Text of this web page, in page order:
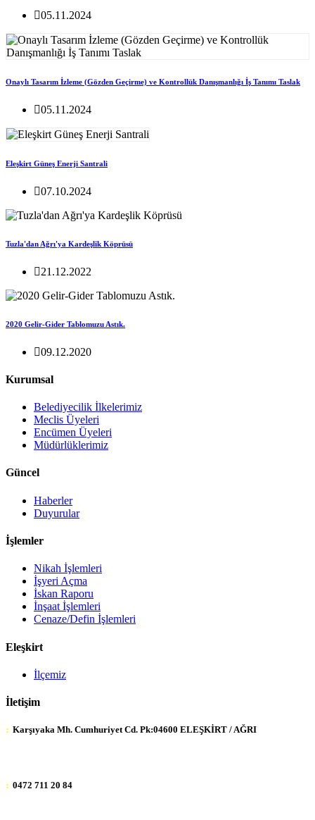
05.11.2024
Onaylı Tasarım İzleme (Gözden Geçirme) ve Kontrollük Danışmanlığı İş Tanımı Taslak
05.11.2024
Eleşkirt Güneş Enerji Santrali
07.10.2024
Tuzla'dan Ağrı'ya Kardeşlik Köprüsü
21.12.2022
2020 Gelir-Gider Tablomuzu Astık.
09.12.2020
Kurumsal
Belediyecilik İlkelerimiz
Meclis Üyeleri
Encümen Üyeleri
Müdürlüklerimiz
Güncel
Haberler
Duyurular
İşlemler
Nikah İşlemleri
İşyeri Açma
İskan Raporu
İnşaat İşlemleri
Cenaze/Defin İşlemleri
Eleşkirt
İlçemiz
İletişim
: Karşıyaka Mh. Cumhuriyet Cd. Pk:04600 ELEŞKİRT / AĞRI
: 0472 711 20 84